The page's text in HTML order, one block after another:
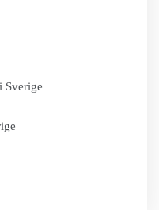
Sverige